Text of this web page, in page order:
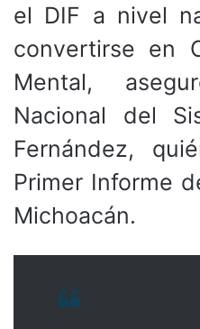
el DIF a nivel
convertirse en
Mental,
Nacional del
Fernández,
Primer Informe
Michoacán.